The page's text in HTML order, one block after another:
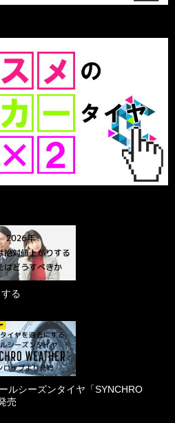
る
ルシーズンタイヤ「SYNCHRO
売